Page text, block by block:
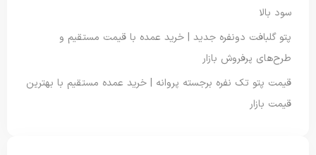
سود بالا
پتو گلبافت دونفره جدید | خرید عمده با قیمت مستقیم و
طرح‌های پرفروش بازار
قیمت پتو تک نفره برجسته پروانه | خرید عمده مستقیم با بهترین
قیمت بازار